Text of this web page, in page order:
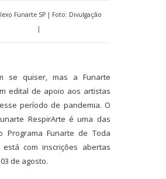
Funarte SP | Foto: Divulgação
|
se quiser, mas a Funarte
edital de apoio aos artistas
período de pandemia. O
RespirArte é uma das
Programa Funarte de Toda
com inscrições abertas
de agosto.